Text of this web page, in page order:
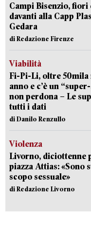
Campi Bisenzio, fiori
davanti alla Capp
Gedara
di Redazione Firenze
Viabilità
Fi-Pi-Li, oltre 50mila
anno e c’è un
non perdona – Le
tutti i dati
di Danilo Renzullo
Violenza
Livorno, diciottenne
piazza Attias: «Sono
scopo sessuale»
di Redazione Livorno